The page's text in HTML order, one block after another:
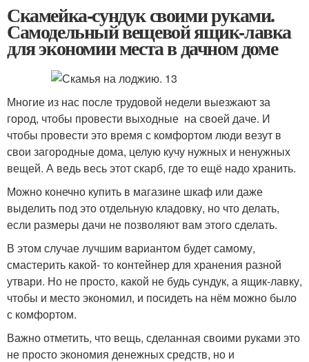
Скамейка-сундук своими руками.
Самодельный вещевой ящик-лавка
для экономии места в дачном доме
Многие из нас после трудовой недели выезжают за
город, чтобы провести выходные на своей даче. И
чтобы провести это время с комфортом люди везут в
свои загородные дома, целую кучу нужных и ненужных
вещей. А ведь весь этот скарб, где то ещё надо хранить.
Можно конечно купить в магазине шкаф или даже
выделить под это отдельную кладовку, но что делать,
если размеры дачи не позволяют вам этого сделать.
В этом случае лучшим вариантом будет самому,
смастерить какой- то контейнер для хранения разной
утвари. Но не просто, какой не будь сундук, а ящик-лавку,
чтобы и место экономил, и посидеть на нём можно было
с комфортом.
Важно отметить, что вещь, сделанная своими руками это
не просто экономия денежных средств, но и